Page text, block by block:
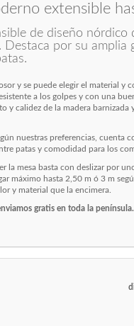
extensible
de diseño
por su amplia
y se puede elegir el material
a los golpes y con una
y calidez de la madera
nuestras preferencias,
patas y comodidad para los
la mesa basta con deslizar por
máximo hasta 2,50 m ó 3 m
y material que la encimera.
gratis en toda la península.